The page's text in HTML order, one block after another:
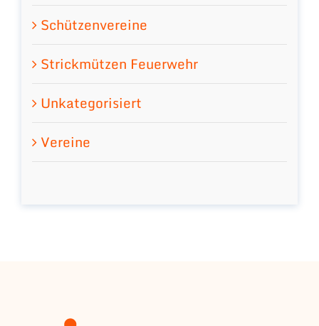
Schützenvereine
Strickmützen Feuerwehr
Unkategorisiert
Vereine